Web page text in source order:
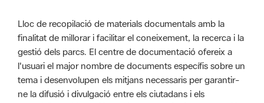
Lloc de recopilació de materials documentals amb la
finalitat de millorar i facilitar el coneixement, la recerca i la
gestió dels parcs. El centre de documentació ofereix a
l'usuari el major nombre de documents específis sobre un
tema i desenvolupen els mitjans necessaris per garantir-
ne la difusió i divulgació entre els ciutadans i els